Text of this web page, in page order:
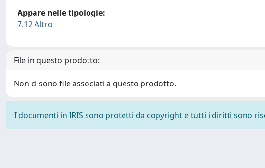
Appare nelle tipologie:
7.12 Altro
File in questo prodotto:
Non ci sono file associati a questo prodotto.
I documenti in IRIS sono protetti da copyright e tutti i diritti sono